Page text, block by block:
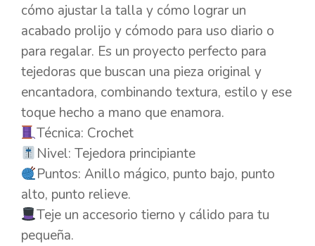
cómo ajustar la talla y cómo lograr un
acabado prolijo y cómodo para uso diario o
para regalar. Es un proyecto perfecto para
tejedoras que buscan una pieza original y
encantadora, combinando textura, estilo y ese
toque hecho a mano que enamora.
Técnica: Crochet
Nivel: Tejedora principiante
Puntos: Anillo mágico, punto bajo, punto
alto, punto relieve.
Teje un accesorio tierno y cálido para tu
pequeña.